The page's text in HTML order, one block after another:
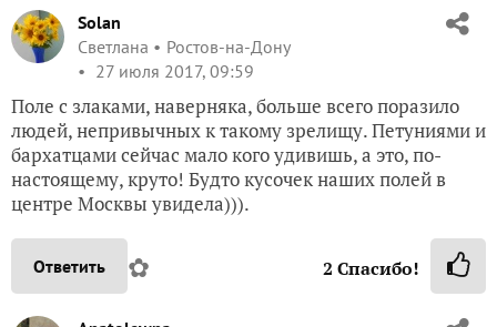
Solan
Светлана
Ростов-на-Дону
27 июля 2017, 09:59
Поле с злаками, наверняка, больше всего поразило
людей, непривычных к такому зрелищу. Петуниями и
бархатцами сейчас мало кого удивишь, а это, по-
настоящему, круто! Будто кусочек наших полей в
центре Москвы увидела))).
Ответить ✿ 2 Спасибо!